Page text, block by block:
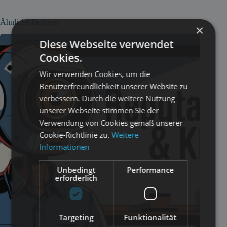
Ähnliche Beiträge
×
Diese Webseite verwendet
Cookies.
Wir verwenden Cookies, um die
Benutzerfreundlichkeit unserer Website zu
verbessern. Durch die weitere Nutzung
unserer Webseite stimmen Sie der
Verwendung von Cookies gemäß unserer
Cookie-Richtlinie zu.Weitere
Informationen
Unbedingt
erforderlich
Performance
Targeting Funktionalität